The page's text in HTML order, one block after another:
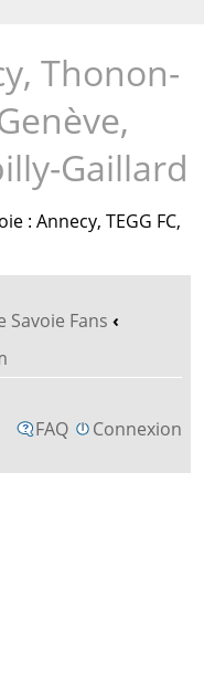
Thonon-
Gaillard
: Annecy, TEGG FC,
Savoie Fans ‹
FAQ Connexion